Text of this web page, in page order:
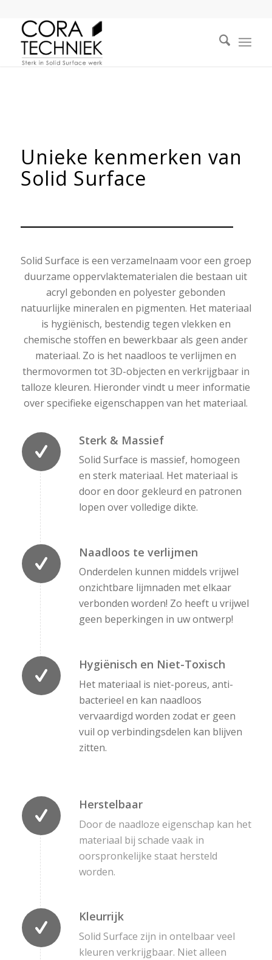
Unieke kenmerken van
Solid Surface
Solid Surface is een verzamelnaam voor een groep
duurzame oppervlaktematerialen die bestaan uit
acryl gebonden en polyester gebonden
natuurlijke mineralen en pigmenten. Het materiaal
is hygiënisch, bestendig tegen vlekken en
chemische stoffen en bewerkbaar als geen ander
materiaal. Zo is het naadloos te verlijmen en
thermovormen tot 3D-objecten en verkrijgbaar in
talloze kleuren. Hieronder vindt u meer informatie
over specifieke eigenschappen van het materiaal.
Sterk & Massief
Solid Surface is massief, homogeen
en sterk materiaal. Het materiaal is
door en door gekleurd en patronen
lopen over volledige dikte.
Naadloos te verlijmen
Onderdelen kunnen middels vrijwel
onzichtbare lijmnaden met elkaar
verbonden worden! Zo heeft u vrijwel
geen beperkingen in uw ontwerp!
Hygiënisch en Niet-Toxisch
Het materiaal is niet-poreus, anti-
bacterieel en kan naadloos
vervaardigd worden zodat er geen
vuil op verbindingsdelen kan blijven
zitten.
Herstelbaar
Door de naadloze eigenschap kan het
materiaal bij schade vaak in
oorspronkelijke staat hersteld
worden.
Kleurrijk
Solid Surface zijn in ontelbaar veel
kleuren verkrijgbaar. Niet alleen